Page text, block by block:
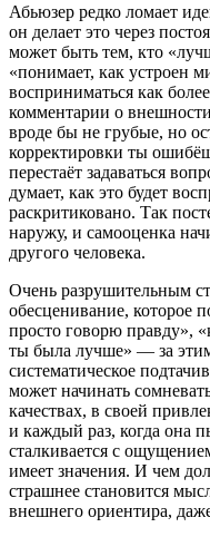
Абьюзер редко ломает
он делает это через
может быть тем, кто
«понимает, как устроен
восприниматься как
комментарии о
вроде бы не грубые, но
корректировки ты
перестаёт задаваться
думает, как это будет
раскритиковано. Так
наружу, и самооценка
другого человека.
Очень разрушительным
обесценивание, которое
просто говорю правду»,
ты была лучше» — за
систематическое
может начинать
качествах, в своей
и каждый раз, когда она
сталкивается с
имеет значения. И чем
страшнее становится
внешнего ориентира,